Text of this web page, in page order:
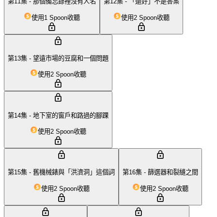
使用1 Spoon收聽 使用2 Spoon收聽
第13集 - 望遠市場的豆腐和一個問題
使用2 Spoon收聽
第14集 - 地下室的窗戶和路過的腳踝
使用2 Spoon收聽
第15集 - 舊機械錶與「洪濟洞」這個詞
使用2 Spoon收聽
第16集 - 篩選器和裂縫之間
使用2 Spoon收聽